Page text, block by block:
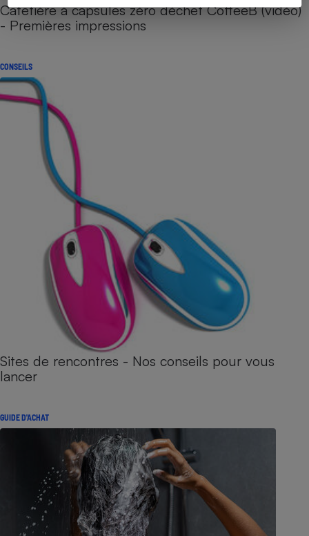
Cafetière à capsules zéro déchet CoffeeB (vidéo)
- Premières impressions
CONSEILS
Sites de rencontres - Nos conseils pour vous
lancer
GUIDE D'ACHAT